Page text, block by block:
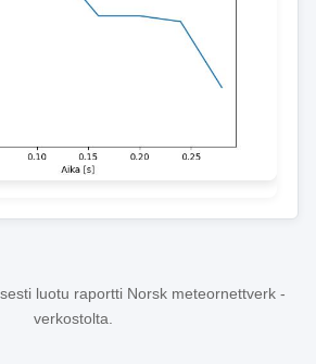
luotu raportti Norsk meteornettverk -
verkostolta.